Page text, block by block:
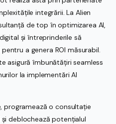
integrării. La Alien
de top în optimizarea AI,
și întreprinderile să
a genera ROI măsurabil.
asigură îmbunătățiri seamless
la implementări AI
programează o consultație
deblochează potențialul